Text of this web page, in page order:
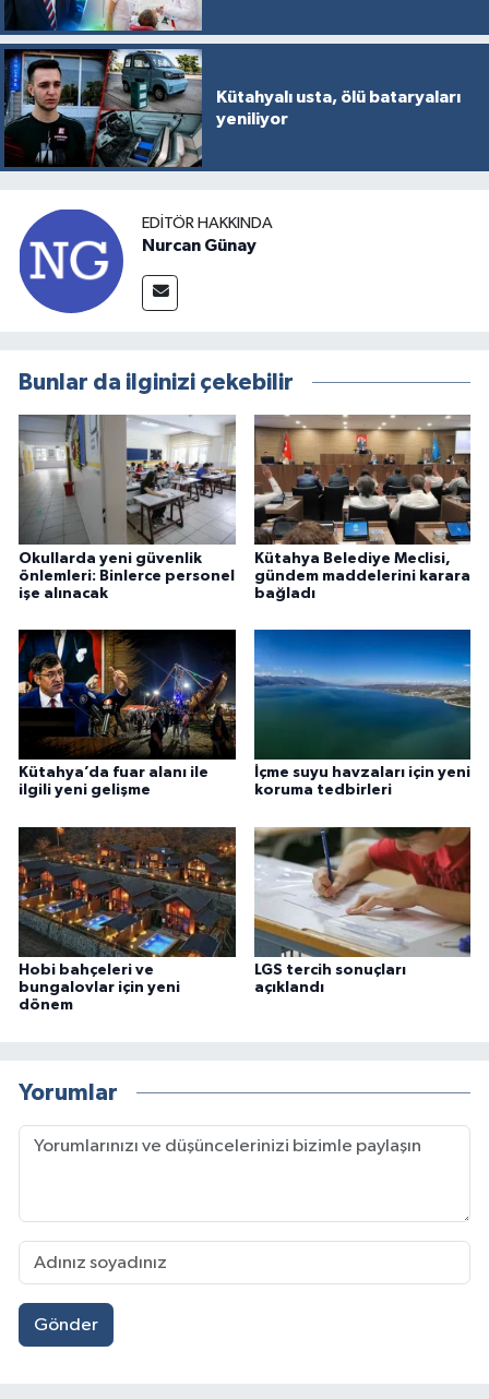
Kütahyalı usta, ölü bataryaları
yeniliyor
EDITÖR HAKKINDA
Nurcan Günay
Bunlar da ilginizi çekebilir
Okullarda yeni güvenlik
önlemleri: Binlerce personel
işe alınacak
Kütahya Belediye Meclisi,
gündem maddelerini karara
bağladı
Kütahya’da fuar alanı ile
ilgili yeni gelişme
İçme suyu havzaları için yeni
koruma tedbirleri
Hobi bahçeleri ve
bungalovlar için yeni
dönem
LGS tercih sonuçları
açıklandı
Yorumlar
Gönder